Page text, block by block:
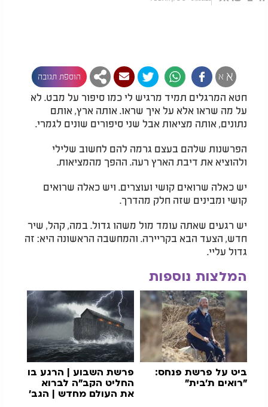
א א הוספת תגובה
חטא המרגלים תמיד מרגיש לי כמו סיפור על מבט. לא
על מה שראו אלא על איך שראו. אותה ארץ, אותם
נתונים, אותה מציאות אבל שני סיפורים שונים לגמרי.
הפרשנות שלהם בעצם גרמה להם לחשוב שלילי
ולהוציא את דיבת הארץ רעה. ההפך מהמציאות.
יש כאלה שרואים קושי ועוצרים. ויש כאלה שרואים
קושי ומבינים שזה חלק מהדרך.
יש רגעים שאתה עומד מול משהו גדול. במה, קהל, שיר
חדש, הצעד הבא בקריירה. והמחשבה הראשונה היא: זה
גדול עליי.
המלצות נוספות
ביט על פרשת פנחס:
"רואים ת'בית"
פרשת השבוע | הרגע בו
החליט הקב"ה לברוא
את העולם מחדש | הגב'